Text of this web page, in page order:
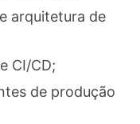
arquitetura de
CI/CD;
de produção